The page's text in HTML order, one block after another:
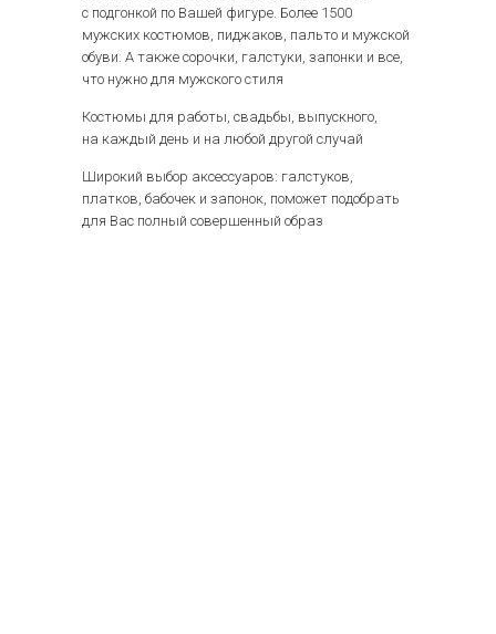
с подгонкой по Вашей фигуре. Более 1500
мужских костюмов, пиджаков, пальто и мужской
обуви. А также сорочки, галстуки, запонки и все,
что нужно для мужского стиля
Костюмы для работы, свадьбы, выпускного,
на каждый день и на любой другой случай
Широкий выбор аксессуаров: галстуков,
платков, бабочек и запонок, поможет подобрать
для Вас полный совершенный образ